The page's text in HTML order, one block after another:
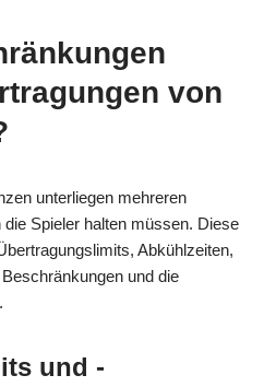
von
unterliegen mehreren
Spieler halten müssen. Diese
Abkühlzeiten,
und die
und -